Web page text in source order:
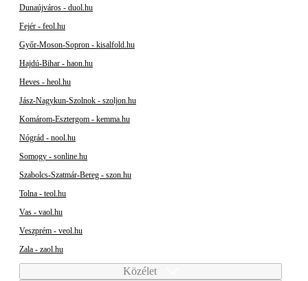
Dunaújváros - duol.hu
Fejér - feol.hu
Győr-Moson-Sopron - kisalfold.hu
Hajdú-Bihar - haon.hu
Heves - heol.hu
Jász-Nagykun-Szolnok - szoljon.hu
Komárom-Esztergom - kemma.hu
Nógrád - nool.hu
Somogy - sonline.hu
Szabolcs-Szatmár-Bereg - szon.hu
Tolna - teol.hu
Vas - vaol.hu
Veszprém - veol.hu
Zala - zaol.hu
Közélet